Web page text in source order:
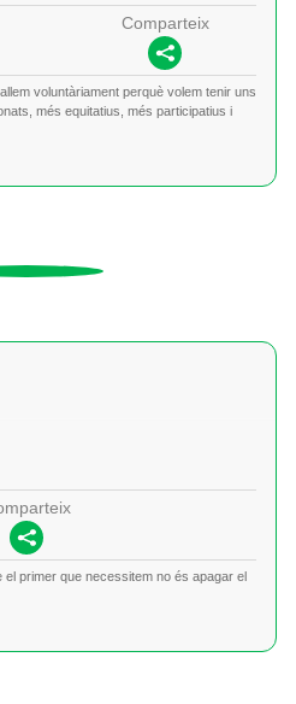
Comparteix
voluntàriament perquè volem tenir uns
més equitatius, més participatius i
primer que necessitem no és apagar el